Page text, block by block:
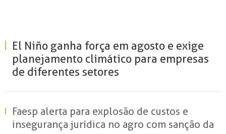
El Niño ganha força em agosto e exige
planejamento climático para empresas
de diferentes setores
Faesp alerta para explosão de custos e
insegurança jurídica no agro com sanção da